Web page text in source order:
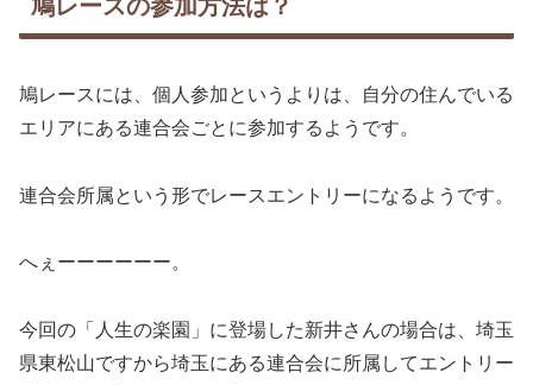
鳩レースの参加方法は？
鳩レースには、個人参加というよりは、自分の住んでいる
エリアにある連合会ごとに参加するようです。
連合会所属という形でレースエントリーになるようです。
へぇーーーーーー。
今回の「人生の楽園」に登場した新井さんの場合は、埼玉
県東松山ですから埼玉にある連合会に所属してエントリー